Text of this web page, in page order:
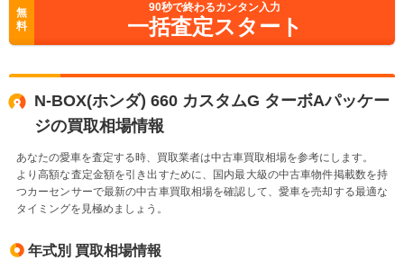
無
料
90秒で終わるカンタン入力
一括査定スタート
N-BOX(ホンダ) 660 カスタムG ターボAパッケー
ジの買取相場情報
あなたの愛車を査定する時、買取業者は中古車買取相場を参考にします。
より高額な査定金額を引き出すために、国内最大級の中古車物件掲載数を持
つカーセンサーで最新の中古車買取相場を確認して、愛車を売却する最適な
タイミングを見極めましょう。
年式別 買取相場情報